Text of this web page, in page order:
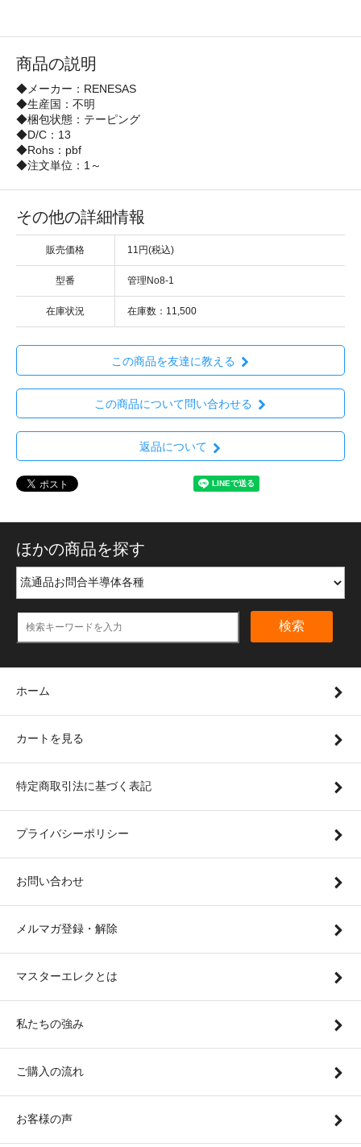
商品の説明
◆メーカー：RENESAS
◆生産国：不明
◆梱包状態：テーピング
◆D/C：13
◆Rohs：pbf
◆注文単位：1～
その他の詳細情報
販売価格 11円(税込)
型番 管理No8-1
在庫状況 在庫数：11,500
この商品を友達に教える
この商品について問い合わせる
返品について
ほかの商品を探す
検索
ホーム
カートを見る
特定商取引法に基づく表記
プライバシーポリシー
お問い合わせ
メルマガ登録・解除
マスターエレクとは
私たちの強み
ご購入の流れ
お客様の声